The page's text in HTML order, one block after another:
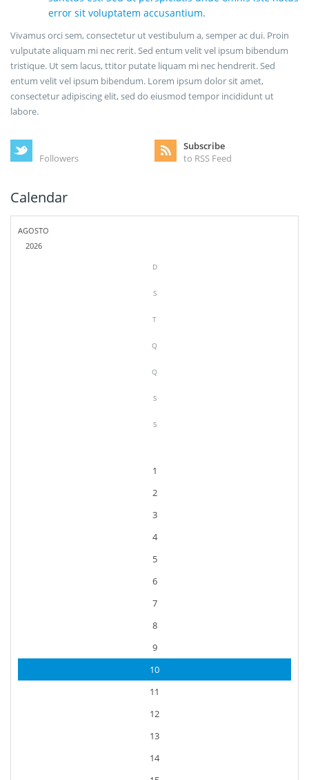
error sit voluptatem accusantium.
Vivamus orci sem, consectetur ut vestibulum a, semper ac dui. Proin
vulputate aliquam mi nec rerit. Sed entum velit vel ipsum bibendum
tristique. Ut sem lacus, ttitor putate liquam mi nec hendrerit. Sed
entum velit vel ipsum bibendum. Lorem ipsum dolor sit amet,
consectetur adipiscing elit, sed do eiusmod tempor incididunt ut
labore.
Followers
Subscribe
to RSS Feed
Calendar
AGOSTO
2026
D
S
T
Q
Q
S
S
1
2
3
4
5
6
7
8
9
10
11
12
13
14